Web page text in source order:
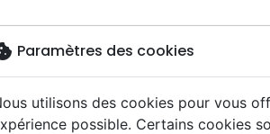
NouveautésBiblesLivres
Paramètres des cookies
utilisons des cookies pour vous
possible. Certains cookies